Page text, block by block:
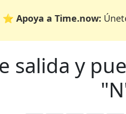
⭐ Apoya a Time.now:
salida y